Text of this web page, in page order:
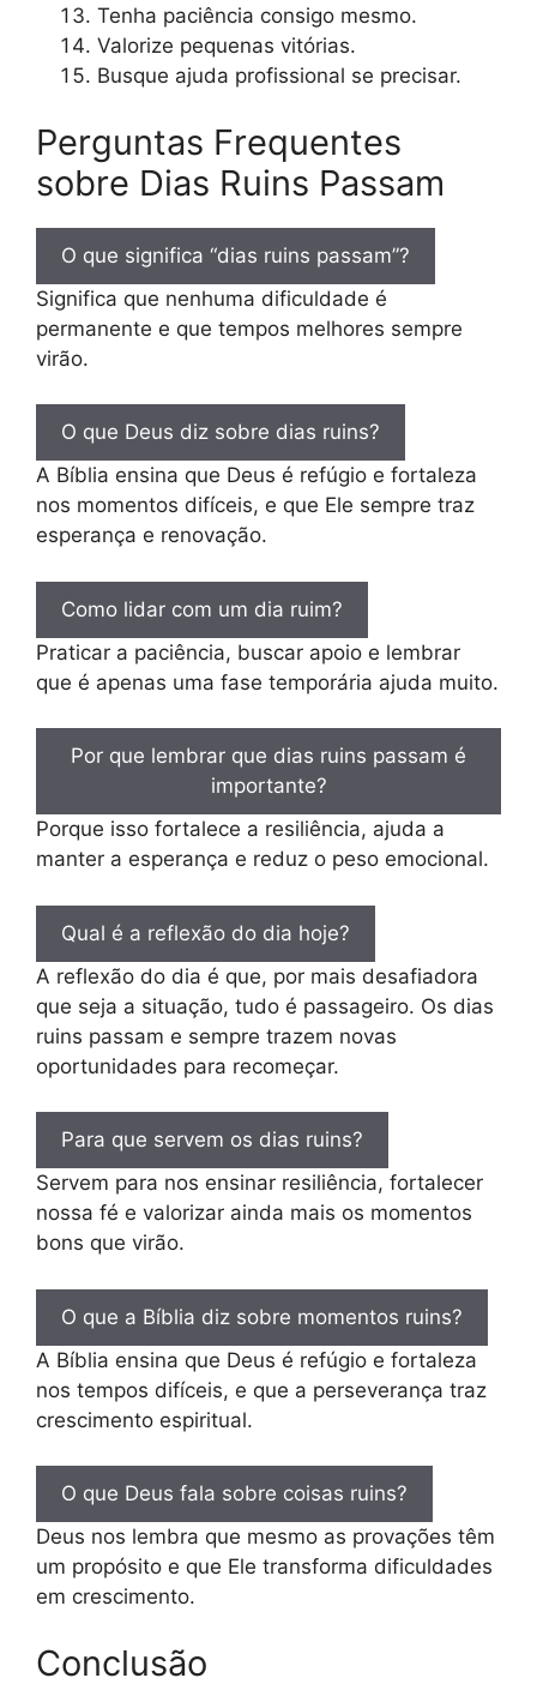
Tenha paciência consigo mesmo.
Valorize pequenas vitórias.
Busque ajuda profissional se precisar.
Perguntas Frequentes
sobre Dias Ruins Passam
O que significa “dias ruins passam”?
Significa que nenhuma dificuldade é
permanente e que tempos melhores sempre
virão.
O que Deus diz sobre dias ruins?
A Bíblia ensina que Deus é refúgio e fortaleza
nos momentos difíceis, e que Ele sempre traz
esperança e renovação.
Como lidar com um dia ruim?
Praticar a paciência, buscar apoio e lembrar
que é apenas uma fase temporária ajuda muito.
Por que lembrar que dias ruins passam é
importante?
Porque isso fortalece a resiliência, ajuda a
manter a esperança e reduz o peso emocional.
Qual é a reflexão do dia hoje?
A reflexão do dia é que, por mais desafiadora
que seja a situação, tudo é passageiro. Os dias
ruins passam e sempre trazem novas
oportunidades para recomeçar.
Para que servem os dias ruins?
Servem para nos ensinar resiliência, fortalecer
nossa fé e valorizar ainda mais os momentos
bons que virão.
O que a Bíblia diz sobre momentos ruins?
A Bíblia ensina que Deus é refúgio e fortaleza
nos tempos difíceis, e que a perseverança traz
crescimento espiritual.
O que Deus fala sobre coisas ruins?
Deus nos lembra que mesmo as provações têm
um propósito e que Ele transforma dificuldades
em crescimento.
Conclusão